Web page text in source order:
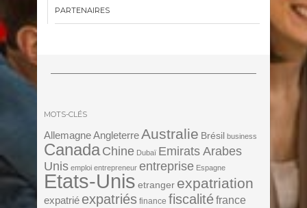
PARTENAIRES
MOTS-CLÉS
Allemagne AngleterreAustralie Brésil business
Canada Chine Dubaï Emirats Arabes
Unis emploi entrepreneur entreprise Espagne
Etats-Unis etranger expatriation
expatrié expatriés finance fiscalitéfrance